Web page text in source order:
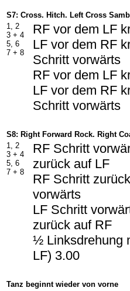
S7: Cross. Hitch. Left Cross
1, 2
3 + 4
5, 6
7 + 8
RF vor dem LF
LF vor dem RF
Schritt vorwärts
RF vor dem LF
LF vor dem RF
Schritt vorwärts
S8: Right Forward Rock. Right
1, 2
3 + 4
5, 6
7 + 8
RF Schritt
zurück auf LF
RF Schritt
vorwärts
LF Schritt
zurück auf RF
½ Linksdrehung
LF) 3.00
Tanz beginnt wieder von vorne